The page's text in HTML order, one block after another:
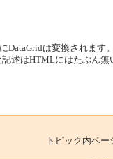
DataGridは変換され
述はHTMLにはたぶん
トピック内ペ